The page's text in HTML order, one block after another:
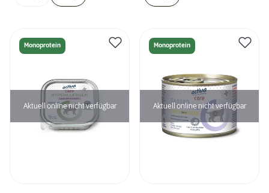
Monoprotein
Aktuell online nicht verfügbar
Monoprotein
Aktuell online nicht verfügbar